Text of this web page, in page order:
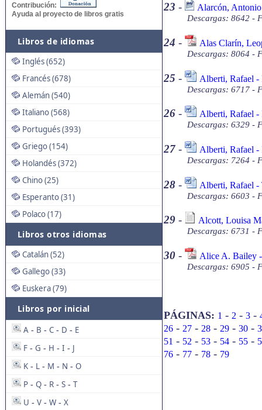
Contribución:
Ayuda al proyecto de libros gratis
Libros de idiomas
Inglés (652)
Francés (678)
Alemán (540)
Italiano (568)
Portugués (393)
Griego (154)
Holandés (372)
Chino (25)
Esperanto (31)
Polaco (17)
Libros otros idiomas
Catalán (52)
Gallego (33)
Euskera (79)
Libros por inicial
A - B - C - D - E
F - G - H - I - J
K - L - M - N - O
P - Q - R - S - T
U - V - W - X
23 - Alarcón, Antonio
Descargas: 8642 -
24 - Alas Clarín,
Descargas: 8064 -
25 - Alberti, Rafael
Descargas: 6717 -
26 - Alberti, Rafael -
Descargas: 6329 -
27 - Alberti, Rafael -
Descargas: 7264 -
28 - Alberti, Rafael -
Descargas: 6603 -
29 - Alcott, Louisa
Descargas: 6731 -
30 - Alice A. Bailey
Descargas: 6905 -
PÁGINAS: 1 - 2 - 3 -
26 - 27 - 28 - 29 - 30 -
51 - 52 - 53 - 54 - 55 -
76 - 77 - 78 - 79